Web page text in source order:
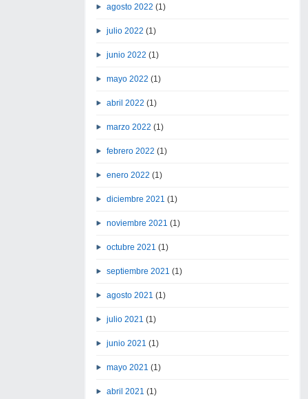
agosto 2022 (1)
julio 2022 (1)
junio 2022 (1)
mayo 2022 (1)
abril 2022 (1)
marzo 2022 (1)
febrero 2022 (1)
enero 2022 (1)
diciembre 2021 (1)
noviembre 2021 (1)
octubre 2021 (1)
septiembre 2021 (1)
agosto 2021 (1)
julio 2021 (1)
junio 2021 (1)
mayo 2021 (1)
abril 2021 (1)